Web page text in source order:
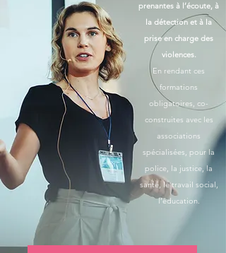
prenantes à l’écoute, à
la détection et à la
prise en charge des
violences.
En rendant ces
formations
obligatoires, co-
construites avec les
associations
spécialisées, pour la
police, la justice, la
santé, le travail social,
l’éducation.